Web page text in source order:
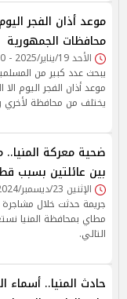
محافظات الجمهورية
الأحد 19/يناير/2025 - 03:30 ص
يبحث عدد كبير من
يختلف من محافظة لأخري
ضحية معركة
بين عائلتين بسبب
الإثنين 23/ديسمبر/2024 - 03:40 ص
جريمة حدثت خلال مشاجرة
مطاي بمحافظة المنيا
التالي.
حادث المنيا.. أسماء